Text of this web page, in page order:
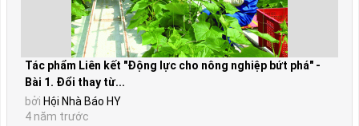
Tác phẩm Liên kết "Động lực cho nông nghiệp bứt phá" -
Bài 1. Đổi thay từ...
bởi Hội Nhà Báo HY
4 năm trước